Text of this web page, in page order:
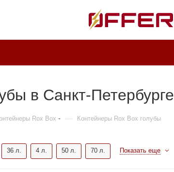
в Санкт-Петербурге
Rox Box — Контейнеры Rox Box голубы
36 л. 4 л. 50 л. 70 л. Показать еще